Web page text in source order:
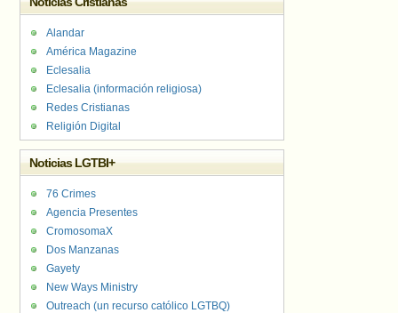
Alandar
América Magazine
Eclesalia
Eclesalia (información religiosa)
Redes Cristianas
Religión Digital
Noticias LGTBI+
76 Crimes
Agencia Presentes
CromosomaX
Dos Manzanas
Gayety
New Ways Ministry
Outreach (un recurso católico LGTBQ)